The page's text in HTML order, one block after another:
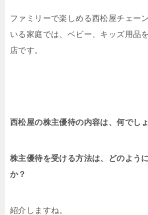
ファミリーで楽しめる西松屋チェー
いる家庭では、ベビー、キッズ用品
店です。
西松屋の株主優待の内容は、何でし
株主優待を受ける方法は、どのよう
か？
紹介しますね。